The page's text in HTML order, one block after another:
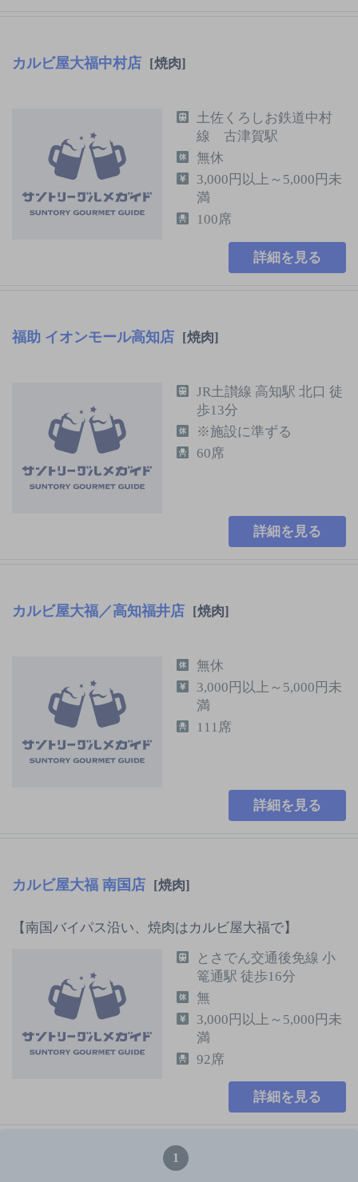
カルビ屋大福中村店 [焼肉]
土佐くろしお鉄道中村
線 古津賀駅
無休
3,000円以上～5,000円未
満
100席
詳細を見る
福助 イオンモール高知店 [焼肉]
JR土讃線 高知駅 北口 徒
歩13分
※施設に準ずる
60席
詳細を見る
カルビ屋大福／高知福井店 [焼肉]
無休
3,000円以上～5,000円未
満
111席
詳細を見る
カルビ屋大福 南国店 [焼肉]
【南国バイパス沿い、焼肉はカルビ屋大福で】
とさでん交通後免線 小
篭通駅 徒歩16分
無
3,000円以上～5,000円未
満
92席
詳細を見る
1